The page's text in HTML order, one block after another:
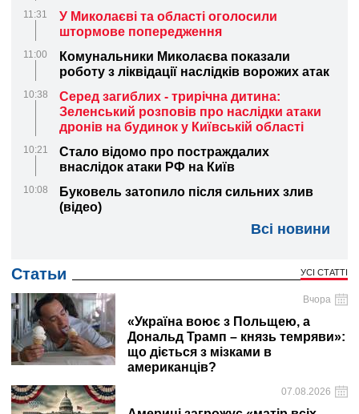
11:31
У Миколаєві та області оголосили
штормове попередження
11:00
Комунальники Миколаєва показали
роботу з ліквідації наслідків ворожих атак
10:38
Серед загиблих - трирічна дитина:
Зеленський розповів про наслідки атаки
дронів на будинок у Київській області
10:21
Стало відомо про постраждалих
внаслідок атаки РФ на Київ
10:08
Буковель затопило після сильних злив
(відео)
Всі новини
Статьи УСІ СТАТТІ
Вчора
«Україна воює з Польщею, а
Дональд Трамп – князь темряви»:
що діється з мізками в
американців?
07.08.2026